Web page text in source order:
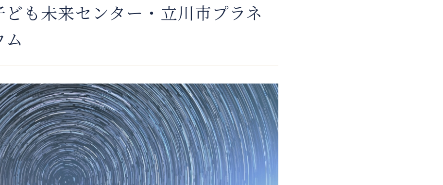
ども未来センター・立川市プラネ
ム